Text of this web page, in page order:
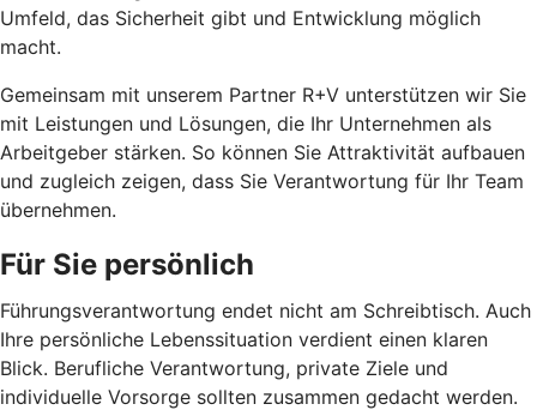
Umfeld, das Sicherheit gibt und Entwicklung möglich
macht.
Gemeinsam mit unserem Partner R+V unterstützen wir Sie
mit Leistungen und Lösungen, die Ihr Unternehmen als
Arbeitgeber stärken. So können Sie Attraktivität aufbauen
und zugleich zeigen, dass Sie Verantwortung für Ihr Team
übernehmen.
Für Sie persönlich
Führungsverantwortung endet nicht am Schreibtisch. Auch
Ihre persönliche Lebenssituation verdient einen klaren
Blick. Berufliche Verantwortung, private Ziele und
individuelle Vorsorge sollten zusammen gedacht werden.